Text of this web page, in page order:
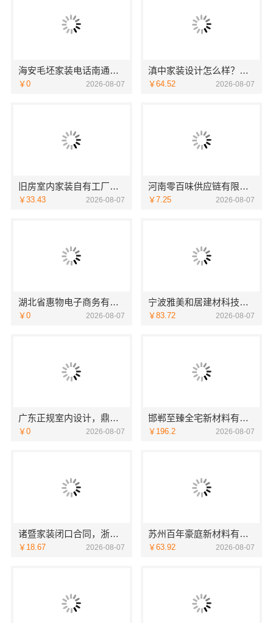
海安毛坯家装电话南通宏域全宅装饰建材有限公司
￥0 2026-08-07
滇中家装设计怎么样？云南至高新型建材有限公司设计专业
￥64.52 2026-08-07
旧房室内家装自有工厂落地福建尚艺空间新材料科技有限公司
￥33.43 2026-08-07
河南零百味供应链有限公司轻投入硬折扣零食长久经营
￥7.25 2026-08-07
湖北省惠物电子商务有限公司优惠数码家电工具价格
￥0 2026-08-07
宁波雅美和居建材科技有限公司|宁波余姚家装设计到店咨询
￥83.72 2026-08-07
广东正规室内设计，鼎饰空间透明化施工
￥0 2026-08-07
邯郸至臻全宅新材料有限公司，健康翻新进口材料开启绿色人居
￥196.2 2026-08-07
诸暨家装闭口合同，浙江宜美嘉装饰让您放心
￥18.67 2026-08-07
苏州百年豪庭新材料有限公司 靠谱家装拎包入住
￥63.92 2026-08-07